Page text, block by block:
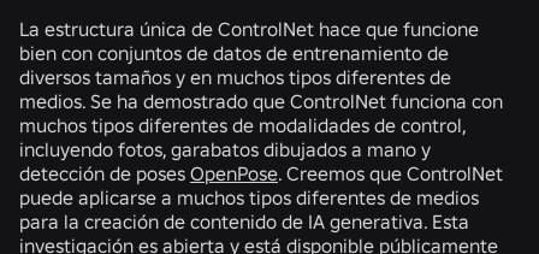
La estructura única de ControlNet hace que funcione
bien con conjuntos de datos de entrenamiento de
diversos tamaños y en muchos tipos diferentes de
medios. Se ha demostrado que ControlNet funciona con
muchos tipos diferentes de modalidades de control,
incluyendo fotos, garabatos dibujados a mano y
detección de poses OpenPose. Creemos que ControlNet
puede aplicarse a muchos tipos diferentes de medios
para la creación de contenido de IA generativa. Esta
investigación es abierta y está disponible públicamente